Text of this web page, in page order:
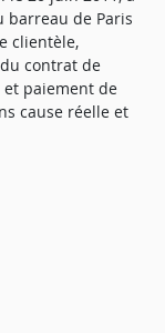
barreau de Paris
clientèle,
contrat de
paiement de
cause réelle et